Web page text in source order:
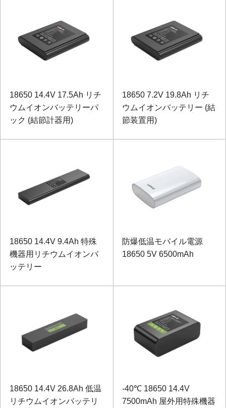
18650 14.4V 17.5Ah リチ
ウムイオンバッテリーパ
ック (結節計器用)
18650 7.2V 19.8Ah リチ
ウムイオンバッテリー (結
節装置用)
18650 14.4V 9.4Ah 特殊
機器用リチウムイオンバ
ッテリー
防爆低温モバイル電源
18650 5V 6500mAh
18650 14.4V 26.8Ah 低温
リチウムイオンバッテリ
-40℃ 18650 14.4V
7500mAh 屋外用特殊機器